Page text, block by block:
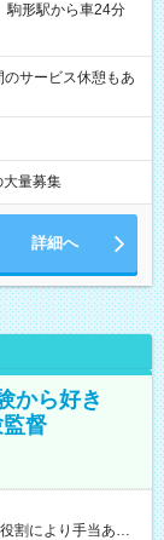
駒形駅から車24分
サービス休憩もあ
大量募集
詳細へ
から好き
督